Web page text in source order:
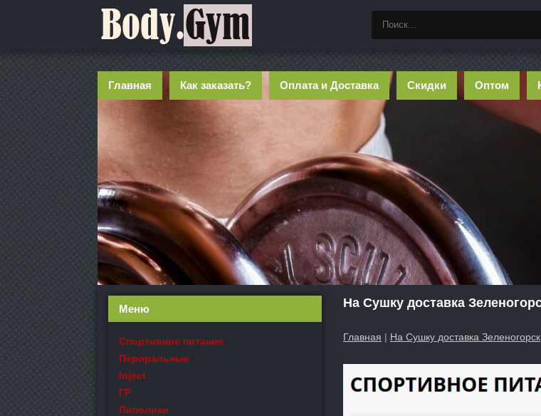
Главная Как заказать? Оплата и Доставка Скидки Оптом
На Сушку доставка
Главная | На Сушку доставка Зеленогорск
Меню
Спортивное питание
Пероральные
Inject
ГР
Липолики